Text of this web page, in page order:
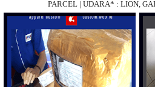
PARCEL | UDARA* : LION,